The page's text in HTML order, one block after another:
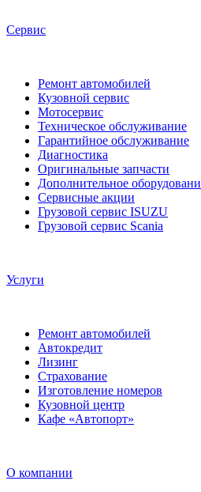
Кузовной сервис
Мотосервис
Техническое обслуживание
Гарантийное обслуживание
Диагностика
Оригинальные запчасти
Дополнительное оборудование
Сервисные акции
Грузовой сервис ISUZU
Грузовой сервис Scania
Автокредит
Лизинг
Страхование
Изготовление номеров
Кузовной центр
Кафе «Автопорт»